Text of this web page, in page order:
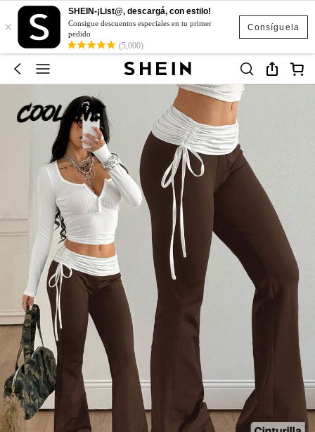
Consíguela
×
SHEIN-¡List@, descargá, con estilo!
Consigue descuentos especiales en tu primer
pedido
(5,000)